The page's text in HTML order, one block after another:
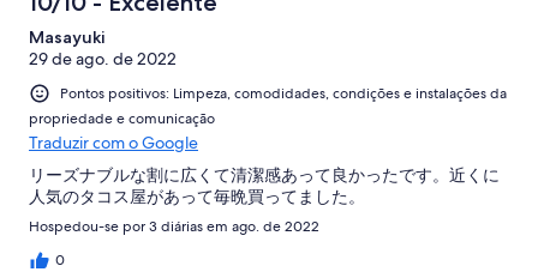
Masayuki
29 de ago. de 2022
Pontos positivos: Limpeza, comodidades, condições e instalações da
propriedade e comunicação
Traduzir com o Google
リーズナブルな割に広くて清潔感あって良かったです。近くに
人気のタコス屋があって毎晩買ってました。
Hospedou-se por 3 diárias em ago. de 2022
0